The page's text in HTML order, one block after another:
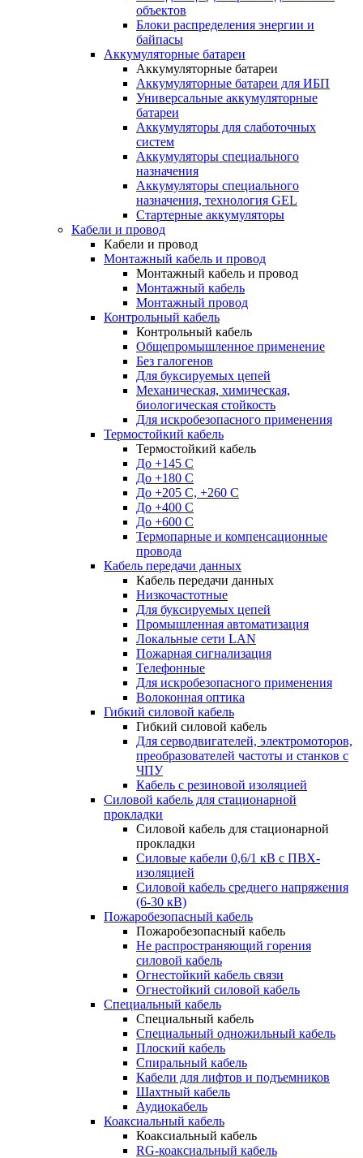
объектов
Блоки распределения энергии и
байпасы
Аккумуляторные батареи
Аккумуляторные батареи
Аккумуляторные батареи для ИБП
Универсальные аккумуляторные
батареи
Аккумуляторы для слаботочных
систем
Аккумуляторы специального
назначения
Аккумуляторы специального
назначения, технология GEL
Стартерные аккумуляторы
Кабели и провод
Кабели и провод
Монтажный кабель и провод
Монтажный кабель и провод
Монтажный кабель
Монтажный провод
Контрольный кабель
Контрольный кабель
Общепромышленное применение
Без галогенов
Для буксируемых цепей
Механическая, химическая,
биологическая стойкость
Для искробезопасного применения
Термостойкий кабель
Термостойкий кабель
До +145 С
До +180 C
До +205 С, +260 С
До +400 C
До +600 С
Термопарные и компенсационные
провода
Кабель передачи данных
Кабель передачи данных
Низкочастотные
Для буксируемых цепей
Промышленная автоматизация
Локальные сети LAN
Пожарная сигнализация
Телефонные
Для искробезопасного применения
Волоконная оптика
Гибкий силовой кабель
Гибкий силовой кабель
Для серводвигателей, электромоторов,
преобразователей частоты и станков с
ЧПУ
Кабель с резиновой изоляцией
Силовой кабель для стационарной
прокладки
Силовой кабель для стационарной
прокладки
Силовые кабели 0,6/1 кВ с ПВХ-
изоляцией
Силовой кабель среднего напряжения
(6-30 кВ)
Пожаробезопасный кабель
Пожаробезопасный кабель
Не распространяющий горения
силовой кабель
Огнестойкий кабель связи
Огнестойкий силовой кабель
Специальный кабель
Специальный кабель
Специальный одножильный кабель
Плоский кабель
Спиральный кабель
Кабели для лифтов и подъемников
Шахтный кабель
Аудиокабель
Коаксиальный кабель
Коаксиальный кабель
RG-коаксиальный кабель